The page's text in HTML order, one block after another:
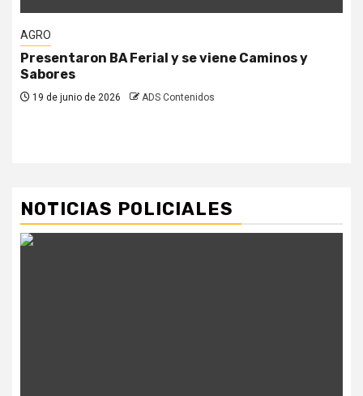
AGRO
Presentaron BA Ferial y se viene Caminos y
Sabores
19 de junio de 2026 ADS Contenidos
NOTICIAS POLICIALES